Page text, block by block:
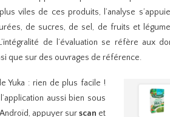
viles de ces produits, l’analyse
de sucres, de sel, de fruits et
de l’évaluation se réfère aux
que sur des ouvrages de référence.
Yuka : rien de plus facile !
aussi bien sous
appuyer surscan et